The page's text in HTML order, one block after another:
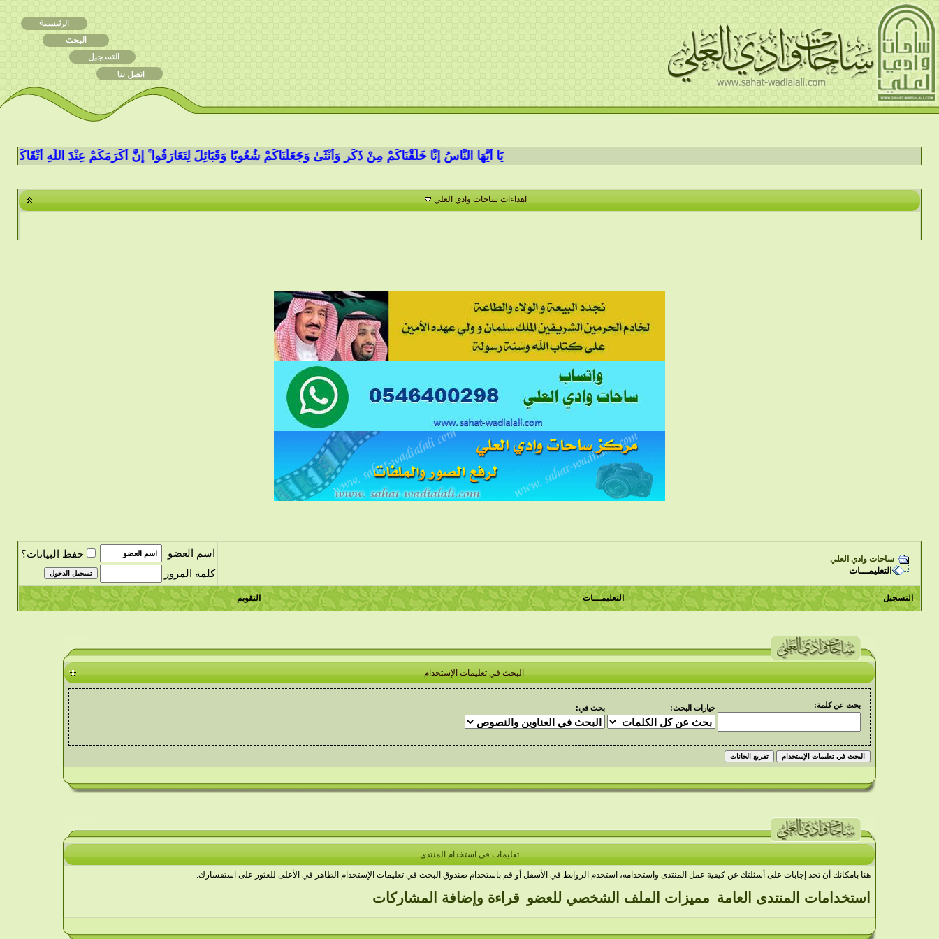
يَا أَيُّهَا النَّاسُ إِنَّا خَلَقْنَاكُمْ مِنْ ذَكَرٍ وَأُنْثَىٰ وَجَعَلْنَاكُمْ شُعُوبًا وَقَبَائِلَ لِتَعَارَفُوا ۚ إِنَّ أَكْرَمَكُمْ عِنْدَ اللَّهِ أَتْقَاكُمْ ۚ إِنَّ
اهداءات ساحات وادي العلي
ساحات وادي العلي
التعليمـــات
اسم العضو
حفظ البيانات؟
كلمة المرور
التسجيل التعليمـــات التقويم
البحث في تعليمات الإستخدام
بحث عن كلمة: خيارات البحث: بحث في:
تعليمات في استخدام المنتدى
هنا بامكانك أن تجد إجابات على أسئلتك عن كيفية عمل المنتدى واستخدامه، استخدم الروابط في الأسفل أو قم باستخدام صندوق البحث في تعليمات الإستخدام الظاهر في الأعلى للعثور على استفسارك.
استخدامات المنتدى العامة مميزات الملف الشخصي للعضو قراءة وإضافة المشاركات